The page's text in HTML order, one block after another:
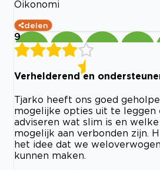
Oikonomi
delen
9
Verhelderend en
Tjarko heeft ons goed
mogelijke opties uit te leggen
adviseren wat slim is en
mogelijk aan verbonden zijn.
het idee dat we
kunnen maken.